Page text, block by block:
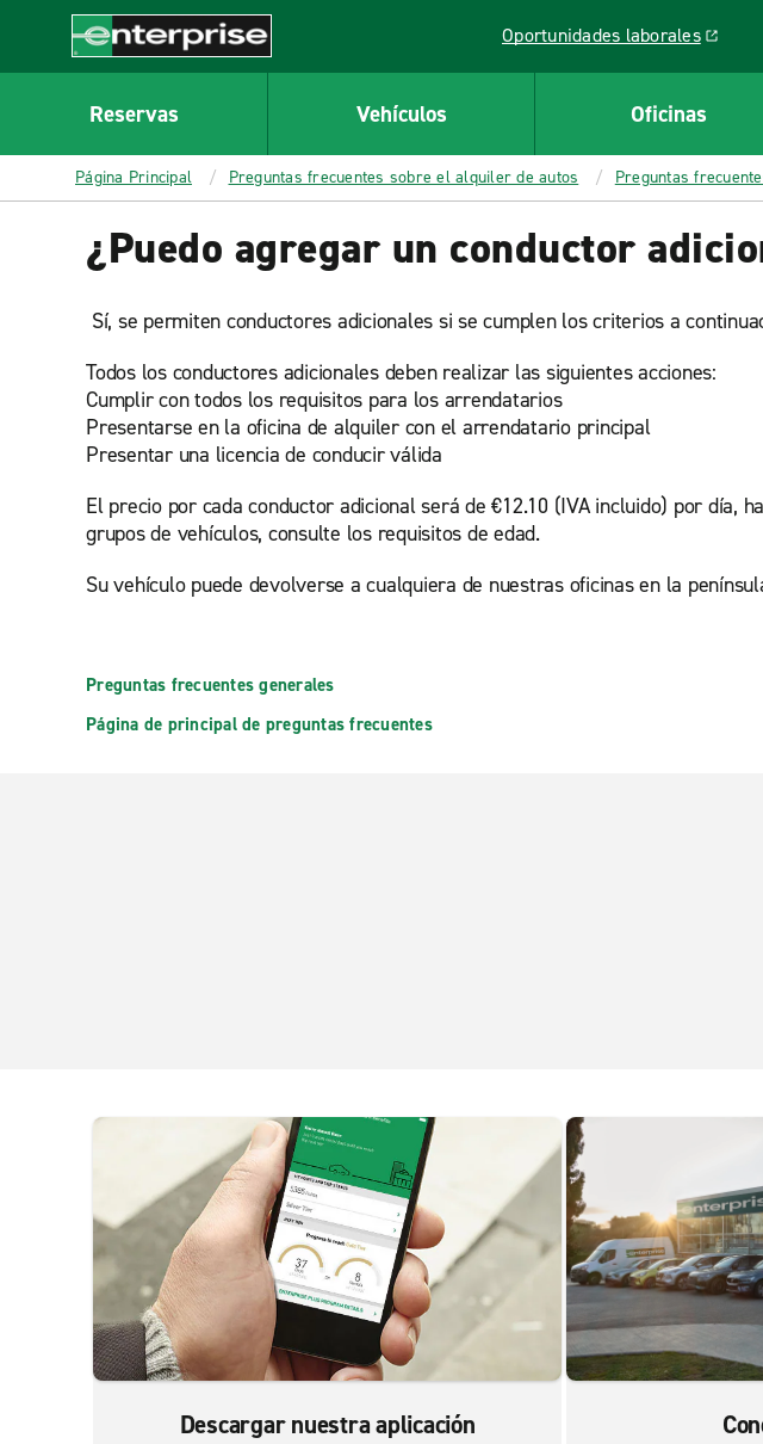
CONTENT
Enterprise
Oportunidades laborales
Link opens in a new window
Reservas Vehículos Oficinas
Página Principal Preguntas frecuentes sobre el alquiler de autos Preguntas
¿Puedo agregar un conductor
Sí, se permiten conductores adicionales si se cumplen los criterios a
Todos los conductores adicionales deben realizar las siguientes acciones:
Cumplir con todos los requisitos para los arrendatarios
Presentarse en la oficina de alquiler con el arrendatario principal
Presentar una licencia de conducir válida
El precio por cada conductor adicional será de €12.10 (IVA incluido) por día,
grupos de vehículos, consulte los requisitos de edad.
Su vehículo puede devolverse a cualquiera de nuestras oficinas en la
Preguntas frecuentes generales
Página de principal de preguntas frecuentes
Descargar nuestra aplicación